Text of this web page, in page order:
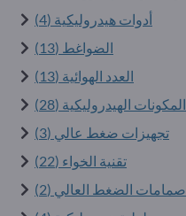
أدوات هيدروليكية (4)
الضواغط (13)
العدد الهوائية (13)
المكونات الهيدروليكية (28)
تجهيزات ضغط عالي (3)
تقنية الخواء (22)
صمامات الضغط العالي (2)